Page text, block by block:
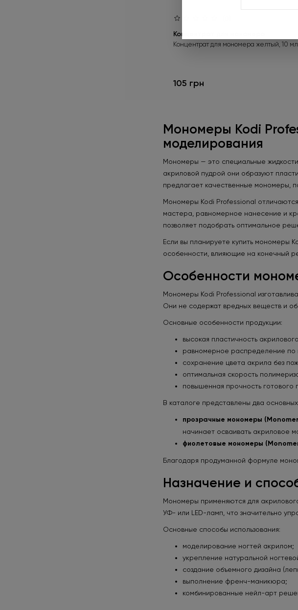
Концентрат для мономера
Концентрат для мономера желтый, 10
105 грн
Мономеры Kodi
моделирования
Мономеры — это специальные
акриловой пудрой они образуют
предлагает качественные мономеры,
Мономеры Kodi Professional
мастера, равномерное нанесение и
позволяет подобрать оптимальное
Если вы планируете купить мономеры
особенности, влияющие на конечный
Особенности
Мономеры Kodi Professional
Они не содержат вредных веществ и
Основные особенности продукции:
высокая пластичность
равномерное распределение по
сохранение цвета акрила без
оптимальная скорость
повышенная прочность готового
В каталоге представлены два
прозрачные мономеры
начинает осваивать акриловое
фиолетовые мономеры
Благодаря продуманной формуле
Назначение и
Мономеры применяются для
УФ- или LED-ламп, что значительно
Основные способы использования:
моделирование ногтей акрилом;
укрепление натуральной
создание объемного дизайна
выполнение френч-маникюра;
комбинированные нейл-арт